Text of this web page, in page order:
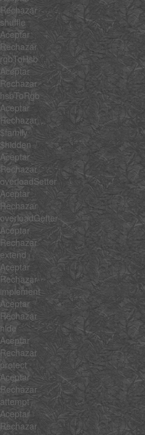
Rechazar
shuffle
Aceptar
Rechazar
rgbToHsb
Aceptar
Rechazar
hsbToRgb
Aceptar
Rechazar
$family
$hidden
Aceptar
Rechazar
overloadSetter
Aceptar
Rechazar
overloadGetter
Aceptar
Rechazar
extend
Aceptar
Rechazar
implement
Aceptar
Rechazar
hide
Aceptar
Rechazar
protect
Aceptar
Rechazar
attempt
Aceptar
Rechazar